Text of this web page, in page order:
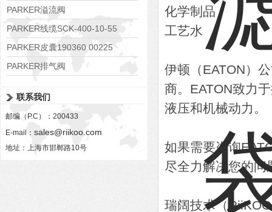
608074
PARKER溢流阀
RE06M35W2N1KWXG087
PARKER线缆SCK-400-10-55
PARKER皮囊190360 00225
PARKER排气阀
联系我们
邮编（P.C）：200433
E-mail： sales@riikoo.com
地址：上海市邯郸路10号
化学制品
工艺水
伊顿（EATON）
商。EATON致力
液压和机械动力。
如果需要咨询
尽全力解决您的问
瑞阔技术（